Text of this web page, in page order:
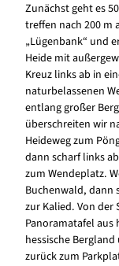
Zunächst geht es
treffen nach 200 m
„Lügenbank“ und
Heide mit
Kreuz links ab in
naturbelassenen
entlang großer
überschreiten wir
Heideweg zum
dann scharf links
zum Wendeplatz.
Buchenwald, dann
zur Kalied. Von
Panoramatafel aus
hessische
zurück zum